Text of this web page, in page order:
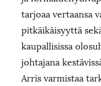
tarjoaa vertaansa
pitkäikäisyyttä
kaupallisissa
johtajana
Arris varmistaa